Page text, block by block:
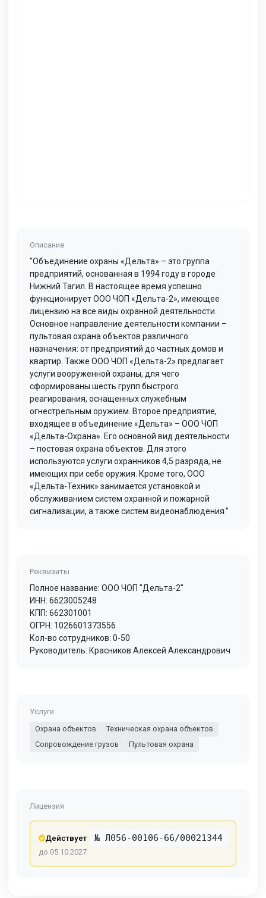
Описание
"Объединение охраны «Дельта» – это группа
предприятий, основанная в 1994 году в городе
Нижний Тагил. В настоящее время успешно
функционирует ООО ЧОП «Дельта-2», имеющее
лицензию на все виды охранной деятельности.
Основное направление деятельности компании –
пультовая охрана объектов различного
назначения: от предприятий до частных домов и
квартир. Также ООО ЧОП «Дельта-2» предлагает
услуги вооруженной охраны, для чего
сформированы шесть групп быстрого
реагирования, оснащенных служебным
огнестрельным оружием. Второе предприятие,
входящее в объединение «Дельта» – ООО ЧОП
«Дельта-Охрана». Его основной вид деятельности
– постовая охрана объектов. Для этого
используются услуги охранников 4,5 разряда, не
имеющих при себе оружия. Кроме того, ООО
«Дельта-Техник» занимается установкой и
обслуживанием систем охранной и пожарной
сигнализации, а также систем видеонаблюдения."
Реквизиты
Полное название: ООО ЧОП "Дельта-2"
ИНН: 6623005248
КПП: 662301001
ОГРН: 1026601373556
Кол-во сотрудников: 0-50
Руководитель: Красников Алексей Александрович
Услуги
Охрана объектов
Техническая охрана объектов
Сопровождение грузов
Пультовая охрана
Лицензия
Действует № Л056-00106-66/00021344
до 05.10.2027